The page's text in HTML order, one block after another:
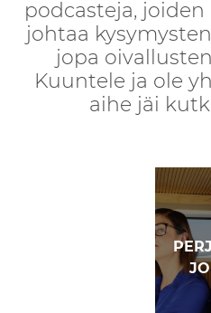
podcasteja,
johtaa
jopa
Kuuntele ja ole
aihe jäi